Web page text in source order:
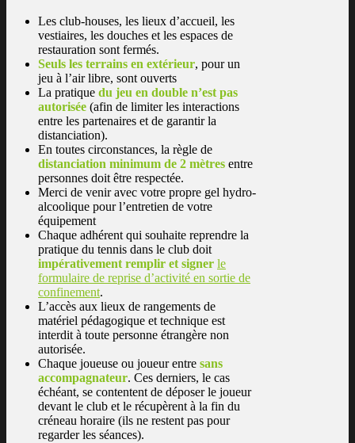
Les club-houses, les lieux d’accueil, les
vestiaires, les douches et les espaces de
restauration sont fermés.
Seuls les terrains en extérieur, pour un
jeu à l’air libre, sont ouverts
La pratique du jeu en double n’est pas
autorisée (afin de limiter les interactions
entre les partenaires et de garantir la
distanciation).
En toutes circonstances, la règle de
distanciation minimum de 2 mètres entre
personnes doit être respectée.
Merci de venir avec votre propre gel hydro-
alcoolique pour l’entretien de votre
équipement
Chaque adhérent qui souhaite reprendre la
pratique du tennis dans le club doit
impérativement remplir et signer le
formulaire de reprise d’activité en sortie de
confinement.
L’accès aux lieux de rangements de
matériel pédagogique et technique est
interdit à toute personne étrangère non
autorisée.
Chaque joueuse ou joueur entre sans
accompagnateur. Ces derniers, le cas
échéant, se contentent de déposer le joueur
devant le club et le récupèrent à la fin du
créneau horaire (ils ne restent pas pour
regarder les séances).